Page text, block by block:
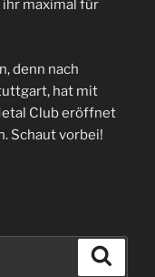
ihr maximal für
denn nach
hat mit
Club eröffnet
Schaut vorbei!